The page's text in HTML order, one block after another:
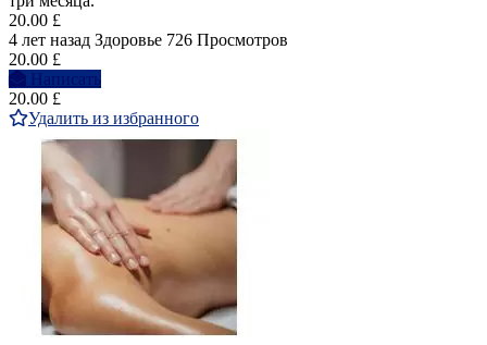
20.00 £
4 лет назад Здоровье 726 Просмотров
20.00 £
Написать
20.00 £
Удалить из избранного